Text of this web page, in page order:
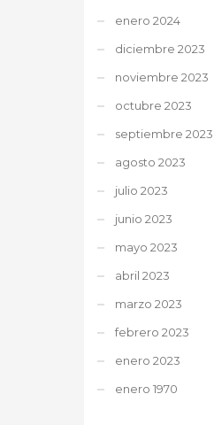
enero 2024
diciembre 2023
noviembre 2023
octubre 2023
septiembre 2023
agosto 2023
julio 2023
junio 2023
mayo 2023
abril 2023
marzo 2023
febrero 2023
enero 2023
enero 1970